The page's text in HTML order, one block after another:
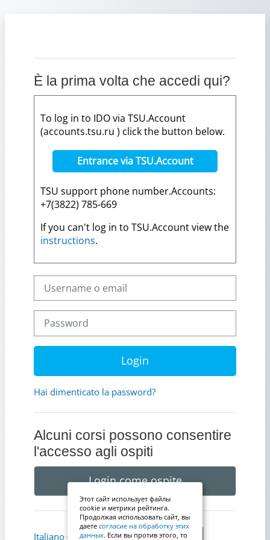
È la prima volta che accedi qui?
To log in to IDO via TSU.Account
(accounts.tsu.ru ) click the button below.
Entrance via TSU.Account
TSU support phone number.Accounts:
+7(3822) 785-669
If you can't log in to TSU.Account view the
instructions.
Login
Hai dimenticato la password?
Alcuni corsi possono consentire
l'accesso agli ospiti
Login come ospite
Italiano ‎(it)‎ Informativa cookie
Этот сайт использует файлы
cookie и метрики рейтинга.
Продолжая использовать сайт, вы
даете согласие на обработку этих
данных. Если вы против этого, то